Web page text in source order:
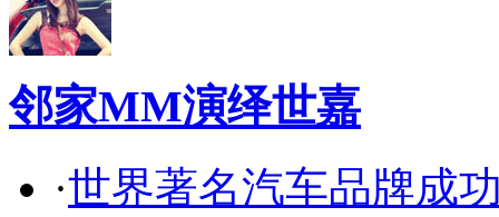
邻家MM演绎世嘉
·世界著名汽车品牌成